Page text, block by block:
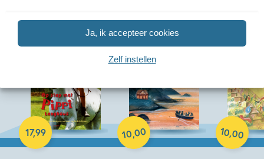
Ja, ik accepteer cookies
Zelf instellen
17,99
Hardcover
10,00
Paperback
10,00
Hardcover